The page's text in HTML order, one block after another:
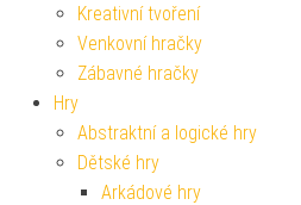
Kreativní tvoření
Venkovní hračky
Zábavné hračky
Hry
Abstraktní a logické hry
Dětské hry
Arkádové hry